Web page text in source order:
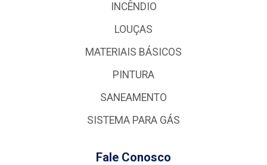
INCÊNDIO
LOUÇAS
MATERIAIS BÁSICOS
PINTURA
SANEAMENTO
SISTEMA PARA GÁS
Fale Conosco